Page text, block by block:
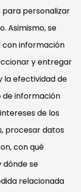
personalizar
Asimismo, se
información
y entregar
la efectividad de
de información
de los
procesar datos
con qué
dónde se
relacionada